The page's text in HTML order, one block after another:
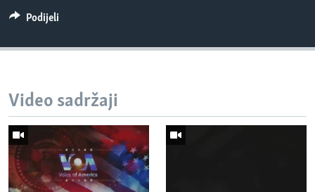
Podijeli
Video sadržaji